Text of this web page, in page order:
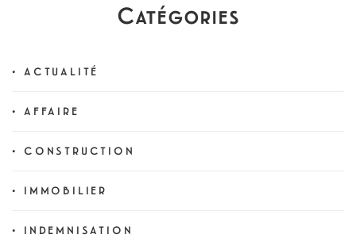
Catégories
ACTUALITÉ
AFFAIRE
CONSTRUCTION
IMMOBILIER
INDEMNISATION